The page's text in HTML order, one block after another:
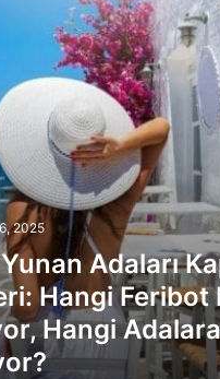
2025
Adaları
Hangi Feribot
Hangi Adalara